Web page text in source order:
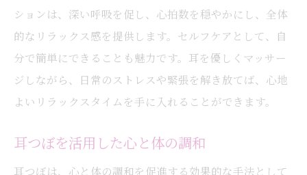
耳つぼがもたらす身体バランスの調整法
耳つぼを活用したホリスティックな健康法
耳つぼで得る心身の調和と安定
耳つぼを通じた自然治癒力の向上
耳つぼ施術で体感する身体のバランス改善
ションは、深い呼吸を促し、心拍数を穏やかにし、全体
的なリラックス感を提供します。セルフケアとして、自
分で簡単にできることも魅力です。耳を優しくマッサー
ジしながら、日常のストレスや緊張を解き放てば、心地
よいリラックスタイムを手に入れることができます。
耳つぼを活用した心と体の調和
耳つぼは、心と体の調和を促進する効果的な手法として